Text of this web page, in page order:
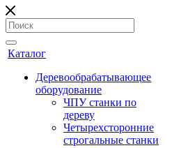
Каталог
Деревообрабатывающее
оборудование
ЧПУ станки по
дереву
Четырехсторонние
строгальные станки